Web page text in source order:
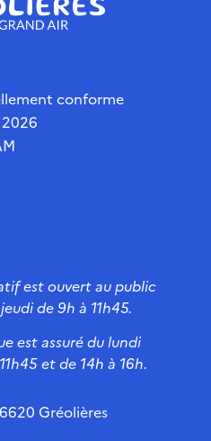
conforme
est ouvert au public
de 9h à 11h45.
est assuré du lundi
et de 14h à 16h.
Gréolières